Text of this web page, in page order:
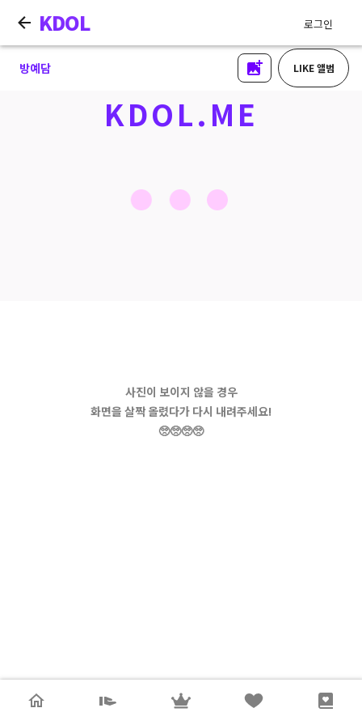
KDOL 로그인
방예담 LIKE 앨범
KDOL.ME
사진이 보이지 않을 경우
화면을 살짝 올렸다가 다시 내려주세요!
🥺🥺🥺🥺